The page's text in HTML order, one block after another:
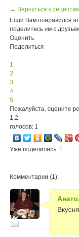
← Вернуться к
Если Вам понравился
поделитесь им с
Оценить
Поделиться
1
2
3
4
5
Пожалуйста, оцените
1.2
голосов: 1
Уже поделились: 1
Комментарии (1):